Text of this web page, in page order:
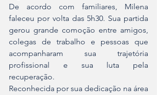
De acordo com familiares, Milena
faleceu por volta das 5h30. Sua partida
gerou grande comoção entre amigos,
colegas de trabalho e pessoas que
acompanharam sua trajetória
profissional e sua luta pela
recuperação.
Reconhecida por sua dedicação na área